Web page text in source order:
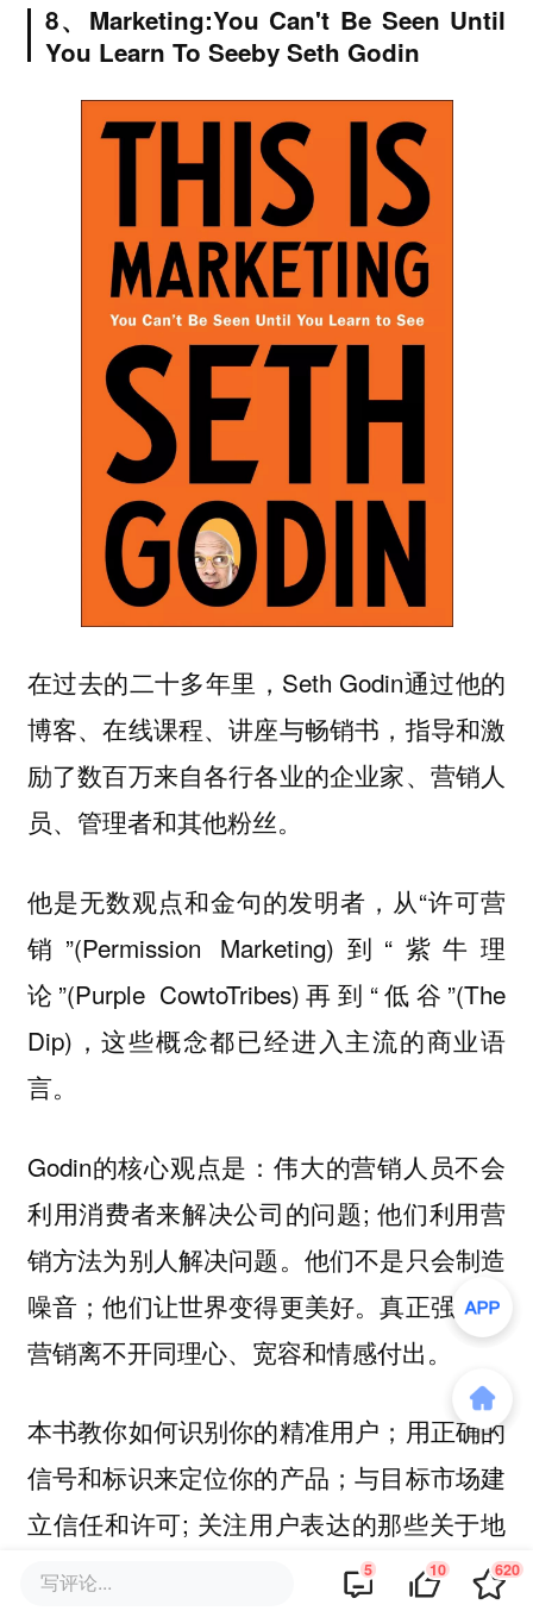
8、 Marketing:You Can't Be Seen Until
You Learn To Seeby Seth Godin
在过去的二十多年里，Seth Godin通过他的
博客、在线课程、讲座与畅销书，指导和激
励了数百万来自各行各业的企业家、营销人
员、管理者和其他粉丝。
他是无数观点和金句的发明者，从“许可营
销”(Permission Marketing)到“紫牛理
论”(Purple CowtoTribes)再到“低谷”(The
Dip)，这些概念都已经进入主流的商业语
言。
Godin的核心观点是：伟大的营销人员不会
利用消费者来解决公司的问题; 他们利用营
销方法为别人解决问题。他们不是只会制造
噪音；他们让世界变得更美好。真正强大的
营销离不开同理心、宽容和情感付出。
本书教你如何识别你的精准用户；用正确的
信号和标识来定位你的产品；与目标市场建
立信任和许可; 关注用户表达的那些关于地
位、归属感、控制力的情绪；把握制造焦虑
写评论... 5 10 620